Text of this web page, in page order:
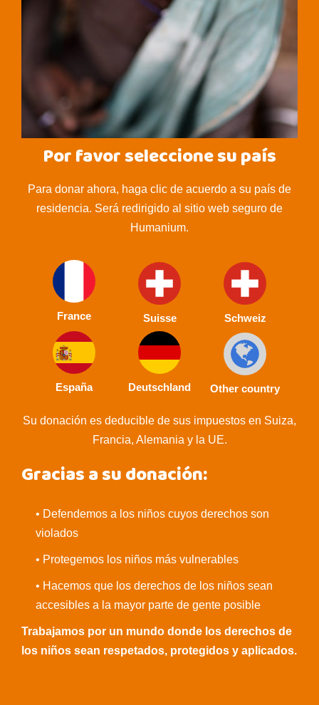
Por favor seleccione su país
Para donar ahora, haga clic de acuerdo a su país de
residencia. Será redirigido al sitio web seguro de
Humanium.
France Suisse Schweiz
España Deutschland Other country
Su donación es deducible de sus impuestos en Suiza,
Francia, Alemania y la UE.
Gracias a su donación:
• Defendemos a los niños cuyos derechos son
violados
• Protegemos los niños más vulnerables
• Hacemos que los derechos de los niños sean
accesibles a la mayor parte de gente posible
Trabajamos por un mundo donde los derechos de
los niños sean respetados, protegidos y aplicados.